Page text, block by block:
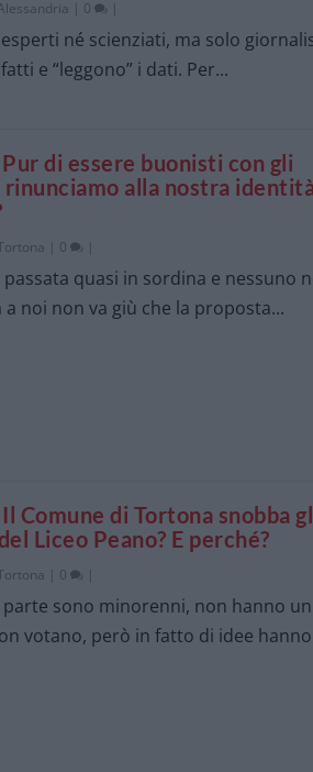
0
né scienziati, ma solo
e “leggono” i dati. Per...
di essere buonisti con gli
alla nostra
0
passata quasi in sordina e nessuno
noi non va giù che la proposta...
Comune di Tortona snobba
Liceo Peano? E perché?
0
parte sono minorenni, non hanno un
votano, però in fatto di idee